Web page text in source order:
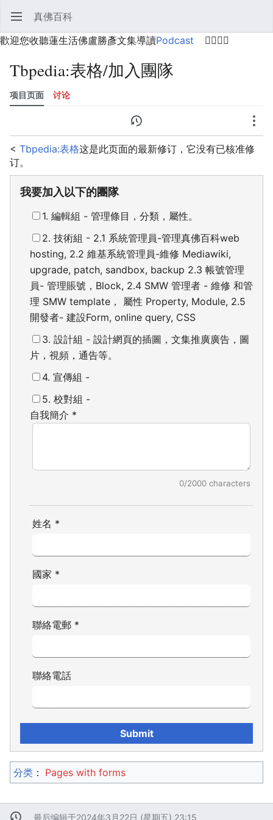
打开主菜单 真佛百科
歡迎您收聽蓮生活佛盧勝彥文集導讀Podcast 🙋‍♂️🙋‍♀️
Tbpedia:表格/加入團隊
项目页面 讨论
历史
< Tbpedia:表格这是此页面的最新修订，它没有已核准修
订。
我要加入以下的團隊
1. 編輯組 - 管理條目，分類，屬性。
2. 技術組 - 2.1 系統管理員-管理真佛百科web
hosting, 2.2 維基系統管理員-維修 Mediawiki,
upgrade, patch, sandbox, backup 2.3 帳號管理
員- 管理賬號，Block, 2.4 SMW 管理者 - 維修 和管
理 SMW template， 屬性 Property, Module, 2.5
開發者- 建設Form, online query, CSS
3. 設計組 - 設計網頁的插圖，文集推廣廣告，圖
片，視頻，通告等。
4. 宣傳組 -
5. 校對組 -
自我簡介 *
0/2000 characters
姓名 *
國家 *
聯絡電郵 *
聯絡電話
分类 ：​ Pages with forms
最后编辑于2024年3月22日 (星期五) 23:15